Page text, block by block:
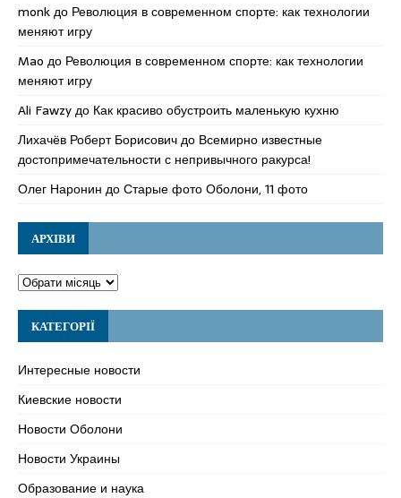
monkдо Революция в современном спорте: как технологии
меняют игру
Mao до Революция в современном спорте: как технологии
меняют игру
Ali Fawzyдо Как красиво обустроить маленькую кухню
Лихачёв Роберт Борисовичдо Всемирно известные
достопримечательности с непривычного ракурса!
Олег Наронин доСтарые фото Оболони, 11 фото
АРХІВИ
КАТЕГОРІЇ
Интересные новости
Киевские новости
Новости Оболони
Новости Украины
Образование и наука